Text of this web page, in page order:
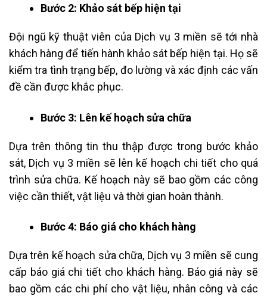
Bước 2: Khảo sát bếp hiện tại
Đội ngũ kỹ thuật viên của Dịch vụ 3 miền sẽ tới nhà
khách hàng để tiến hành khảo sát bếp hiện tại. Họ sẽ
kiểm tra tình trạng bếp, đo lường và xác định các vấn
đề cần được khắc phục.
Bước 3: Lên kế hoạch sửa chữa
Dựa trên thông tin thu thập được trong bước khảo
sát, Dịch vụ 3 miền sẽ lên kế hoạch chi tiết cho quá
trình sửa chữa. Kế hoạch này sẽ bao gồm các công
việc cần thiết, vật liệu và thời gian hoàn thành.
Bước 4: Báo giá cho khách hàng
Dựa trên kế hoạch sửa chữa, Dịch vụ 3 miền sẽ cung
cấp báo giá chi tiết cho khách hàng. Báo giá này sẽ
bao gồm các chi phí cho vật liệu, nhân công và các